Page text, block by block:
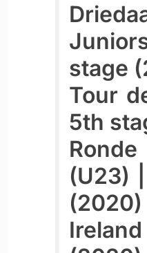
stage
Tour
5th
(U23)
(2020)